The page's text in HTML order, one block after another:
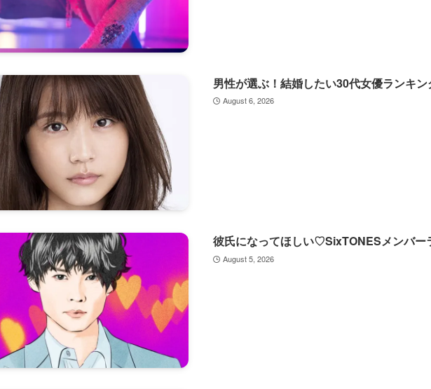
男性が選ぶ！結婚したい30代女優ランキン
August 6, 2026
彼氏になってほしい♡SixTONESメンバー
August 5, 2026